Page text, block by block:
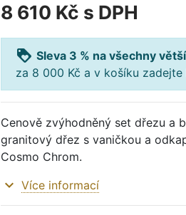
8 610 Kč s DPH
loyalty Sleva 3 % na všechny
za 8 000 Kč a v košíku zadejte
Cenově zvýhodněný set dřezu a
granitový dřez s vaničkou a
Cosmo Chrom.
expand_more Více informací